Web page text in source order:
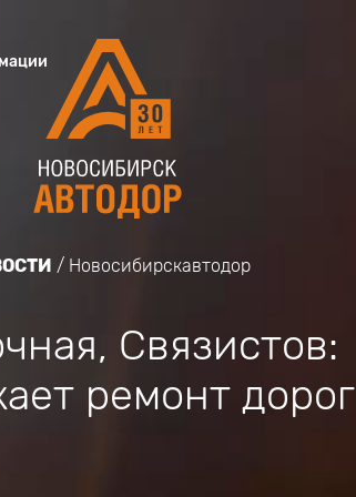
Новосибирскавтодор
Связистов:
ремонт